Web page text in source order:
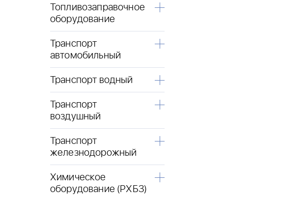
Топливозаправочное
оборудование
Транспорт
автомобильный
Транспорт водный
Транспорт
воздушный
Транспорт
железнодорожный
Химическое
оборудование (РХБЗ)